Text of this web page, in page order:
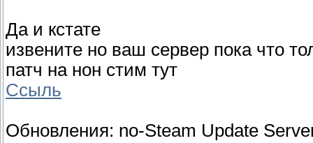
Да и кстате
извените но ваш сервер пока что
патч на нон стим тут
Ссыль
Обновления: no-Steam Update